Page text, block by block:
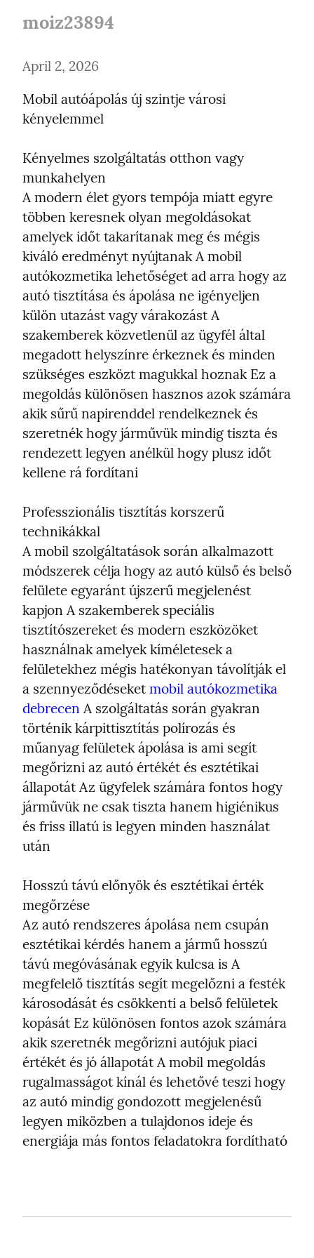
moiz23894
April 2, 2026
Mobil autóápolás új szintje városi
kényelemmel
Kényelmes szolgáltatás otthon vagy
munkahelyen
A modern élet gyors tempója miatt egyre
többen keresnek olyan megoldásokat
amelyek időt takarítanak meg és mégis
kiváló eredményt nyújtanak A mobil
autókozmetika lehetőséget ad arra hogy az
autó tisztítása és ápolása ne igényeljen
külön utazást vagy várakozást A
szakemberek közvetlenül az ügyfél által
megadott helyszínre érkeznek és minden
szükséges eszközt magukkal hoznak Ez a
megoldás különösen hasznos azok számára
akik sűrű napirenddel rendelkeznek és
szeretnék hogy járművük mindig tiszta és
rendezett legyen anélkül hogy plusz időt
kellene rá fordítani
Professzionális tisztítás korszerű
technikákkal
A mobil szolgáltatások során alkalmazott
módszerek célja hogy az autó külső és belső
felülete egyaránt újszerű megjelenést
kapjon A szakemberek speciális
tisztítószereket és modern eszközöket
használnak amelyek kíméletesek a
felületekhez mégis hatékonyan távolítják el
a szennyeződéseket mobil autókozmetika
debrecen A szolgáltatás során gyakran
történik kárpittisztítás polírozás és
műanyag felületek ápolása is ami segít
megőrizni az autó értékét és esztétikai
állapotát Az ügyfelek számára fontos hogy
járművük ne csak tiszta hanem higiénikus
és friss illatú is legyen minden használat
után
Hosszú távú előnyök és esztétikai érték
megőrzése
Az autó rendszeres ápolása nem csupán
esztétikai kérdés hanem a jármű hosszú
távú megóvásának egyik kulcsa is A
megfelelő tisztítás segít megelőzni a festék
károsodását és csökkenti a belső felületek
kopását Ez különösen fontos azok számára
akik szeretnék megőrizni autójuk piaci
értékét és jó állapotát A mobil megoldás
rugalmasságot kínál és lehetővé teszi hogy
az autó mindig gondozott megjelenésű
legyen miközben a tulajdonos ideje és
energiája más fontos feladatokra fordítható